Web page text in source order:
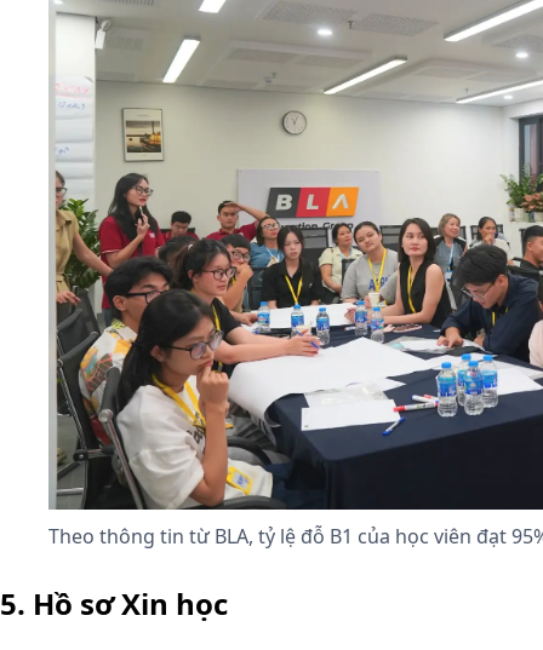
Theo thông tin từ BLA, tỷ lệ đỗ B1 của học viên đạt
5. Hồ sơ Xin học